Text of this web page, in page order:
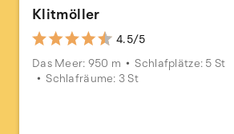
Klitmöller
4.5/5
Das Meer: 950 m
Schlafplätze: 5 St
Schlafräume: 3 St